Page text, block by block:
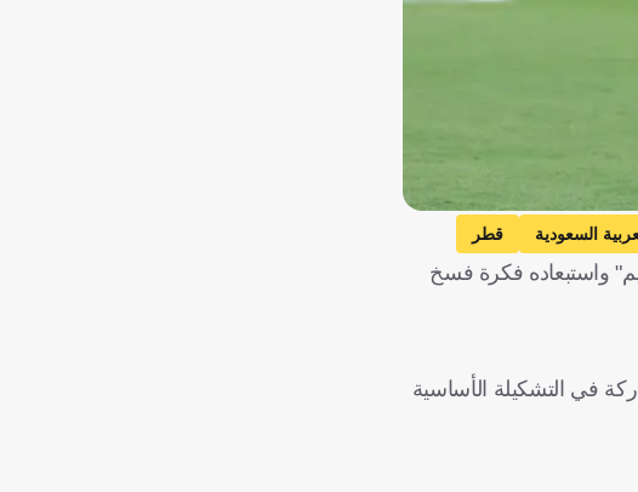
السعودية
قطر
واستبعاده فكرة فسخ
في التشكيلة الأساسية